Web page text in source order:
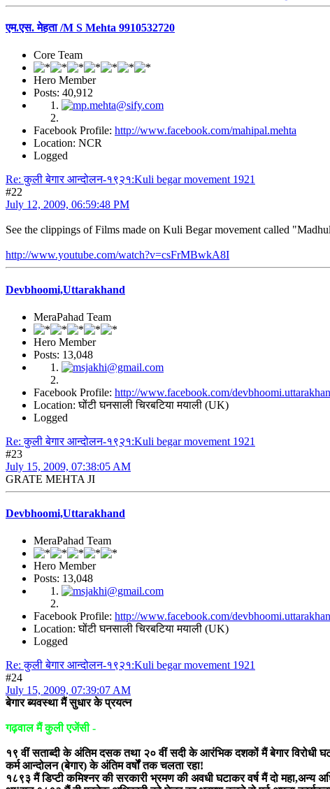
एम.एस. मेहता /M S Mehta 9910532720
Core Team
Hero Member
Posts: 40,912
Facebook Profile: http://www.facebook.com/mahipal.mehta
Location: NCR
Logged
Re: कुली बेगार आन्दोलन-१९२१:Kuli begar movement 1921
#22
July 12, 2009, 06:59:48 PM
See the clippings of Films made on Kuli Begar movement called
http://www.youtube.com/watch?v=csFrMBwkA8I
Devbhoomi,Uttarakhand
MeraPahad Team
Hero Member
Posts: 13,048
Facebook Profile: http://www.facebook.com/
Location: घोंटी घनसाली चिरबटिया मयाली (UK)
Logged
Re: कुली बेगार आन्दोलन-१९२१:Kuli begar movement 1921
#23
July 15, 2009, 07:38:05 AM
GRATE MEHTA JI
Devbhoomi,Uttarakhand
MeraPahad Team
Hero Member
Posts: 13,048
Facebook Profile: http://www.facebook.com/
Location: घोंटी घनसाली चिरबटिया मयाली (UK)
Logged
Re: कुली बेगार आन्दोलन-१९२१:Kuli begar movement 1921
#24
July 15, 2009, 07:39:07 AM
बेगार ब्यवस्था मैं सुधार के प्रयत्न
गढ़वाल मैं कुली एजेंसी -
१९ वीं सताब्दी के अंतिम दसक तथा २० वीं सदी के आरंभिक दशकों मैं बेगार विरोधी
कर्म आन्दोलन (बेगार) के अंतिम वर्षों तक चलता रहा!
१८९३ मैं डिप्टी कमिश्नर की सरकारी भ्रमण की अवधी घटाकर वर्ष मैं दो